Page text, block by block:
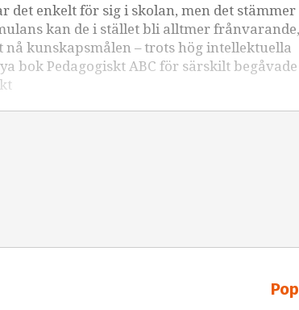
enkelt för sig i skolan, men det stämmer
kan de i stället bli alltmer frånvarande,
kunskapsmålen – trots hög intellektuella
bok Pedagogiskt ABC för särskilt begåvade